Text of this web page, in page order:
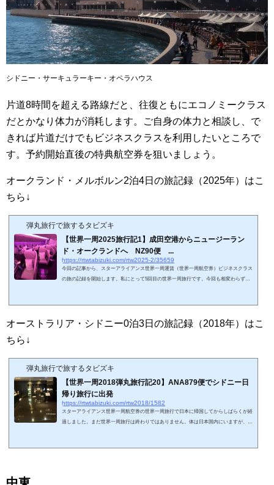
シドニー・サーキュラーキー・オペラハウス
片道8時間を超える路線だと、往復ともにエコノミークラス
だとかなり体力が消耗します。ご自身の体力と相談し、で
きれば片道だけでもビジネスクラスを利用したいところで
す。予約開始直後の特典航空券を狙いましょう。
オークランド・メルボルン2泊4日の旅記録（2025年）はこ
ちら↓
弾丸旅行で旅するタビズキ
【世界一周2025旅行記1】成田空港からニュージーラン
ド・オークランドへ NZ90便 ...
https://rtwtabizuki.com/rtw2025-2/35659
今回の記事から、スターアライアンス世界一周運賃（世界一周航空券）ビジネスクラス
の旅の記録を開始します。私にとって5回目の世界一周旅行です。今回も相変わらずの
す。コロナ禍以前だと、伊丹ー成田便の便数も多かったですし、LCC系の関西ー成田便
オーストラリア・シドニー0泊3日の旅記録（2018年）はこ
ちら↓
弾丸旅行で旅するタビズキ
【世界一周2018弾丸旅行記20】ANA879便でシドニー日
帰り旅行に出発
https://rtwtabizuki.com/rtw2018/1582
スターアライアンス世界一周航空券の世界一周旅行で日本に帰国してからしばらくが経
過しました。まだ世界一周旅行は終わりではありません。体は日本国内にいますが、世